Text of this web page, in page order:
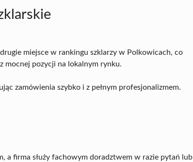
miejsce w rankingu szklarzy w Polkowicach, co
mocnej pozycji na lokalnym rynku.
zamówienia szybko i z pełnym profesjonalizmem.
a firma służy fachowym doradztwem w razie pytań lub